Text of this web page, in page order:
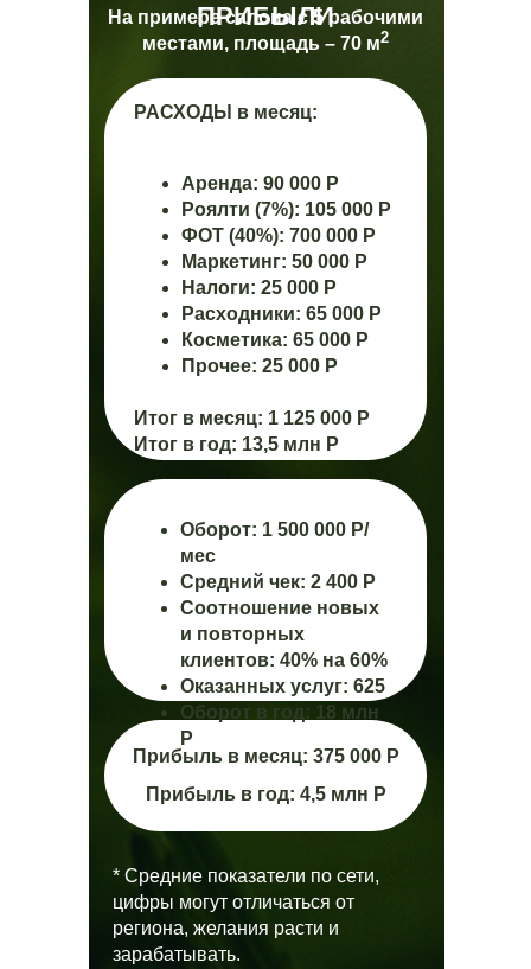
РАСХОДЫ в месяц:
Аренда: 90 000 Р
Роялти (7%): 105 000 Р
ФОТ (40%): 700 000 Р
Маркетинг: 50 000 Р
Налоги: 25 000 Р
Расходники: 65 000 Р
Косметика: 65 000 Р
Прочее: 25 000 Р
Итог в месяц: 1 125 000 Р
Итог в год: 13,5 млн Р
Прибыль в месяц: 375 000 Р
Прибыль в год: 4,5 млн Р
Оборот: 1 500 000 Р/
мес
Средний чек: 2 400 Р
Соотношение новых
и повторных
клиентов: 40% на 60%
Оказанных услуг: 625
Оборот в год: 18 млн
Р
ПРИБЫЛИ
На примере салона с 5 рабочими
местами, площадь – 70 м2
* Средние показатели по сети,
цифры могут отличаться от
региона, желания расти и
зарабатывать.